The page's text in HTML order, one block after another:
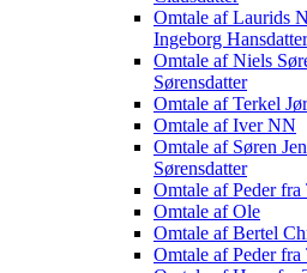
Omtale af Laurids
Ingeborg Hansdatter
Omtale af Niels
Sørensdatter
Omtale af Terkel
Omtale af Iver NN
Omtale af Søren
Sørensdatter
Omtale af Peder fra
Omtale af Ole
Omtale af Bertel
Omtale af Peder fra